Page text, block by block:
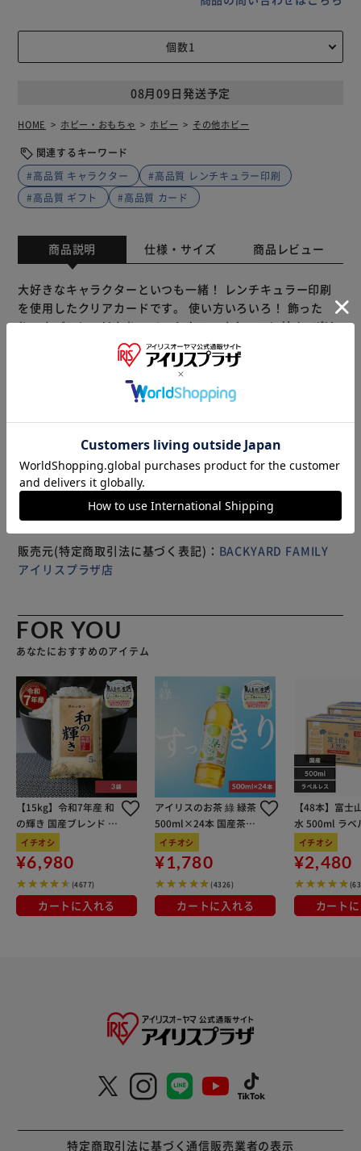
08月09日発送予定
HOME ホビー・おもちゃ ホビー その他ホビー
関連するキーワード
#高品質 キャラクター
#高品質 レンチキュラー印刷
#高品質 ギフト
#高品質 カード
商品説明 仕様・サイズ 商品レビュー
大好きなキャラクターといつも一緒！ レンチキュラー印刷
を使用したクリアカードです。 使い方いろいろ！ 飾った
り、カバンにつけたり、ノートやスマホケースに挟んで楽し
めます。 レンチキュラーとは？ 見る角度で絵柄が変化する
国内製造の高品質な印刷技術。高精細なイラストで絵柄がス
ムーズに切り替わります。 「まじかる百貨店」は レンチキ
ュラー印刷を使用した動く絵柄が楽しいレンチキュラー雑貨
ブランドです。 【商品配送について】 配送番号なしの配送
になります。
もっと見る
※製品は予告なく仕様を変更する場合がございます。あらか
じめご了承ください。
販売元(特定商取引法に基づく表記)： BACKYARD FAMILY
アイリスプラザ店
FOR YOU
あなたにおすすめのアイテム
【15kg】令和7年産 和
の輝き 国産ブレンド 5
kg×3袋
イチオシ
¥6,980
(4677)
カートに入れる
アイリスのお茶 綠 緑茶
500ml×24本 国産茶葉
100％使用
イチオシ
¥1,780
(4326)
カートに入れる
【48本】富士
水 500ml ラベ
イチオシ
¥2,480
カート
特定商取引法に基づく通信販売業者の表示